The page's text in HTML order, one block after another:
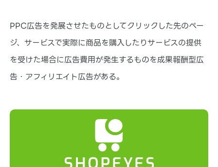
PPC広告を発展させたものとしてクリックした先のペー
ジ、サービスで実際に商品を購入したりサービスの提供
を受けた場合に広告費用が発生するものを成果報酬型広
告・アフィリエイト広告がある。